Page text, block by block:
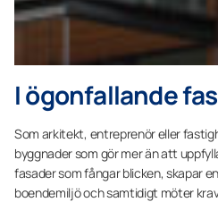
I ögonfallande
Som arkitekt, entreprenör eller
byggnader som gör mer än att
fasader som fångar blicken, ­skapar
boendemiljö och samtidigt möter